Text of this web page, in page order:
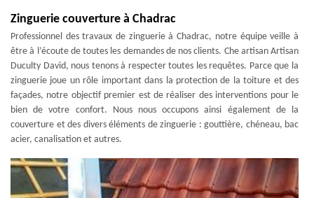
Zinguerie couverture à Chadrac
Professionnel des travaux de zinguerie à Chadrac, notre équipe veille à
être à l’écoute de toutes les demandes de nos clients. Che artisan Artisan
Duculty David, nous tenons à respecter toutes les requêtes. Parce que la
zinguerie joue un rôle important dans la protection de la toiture et des
façades, notre objectif premier est de réaliser des interventions pour le
bien de votre confort. Nous nous occupons ainsi également de la
couverture et des divers éléments de zinguerie : gouttière, chéneau, bac
acier, canalisation et autres.